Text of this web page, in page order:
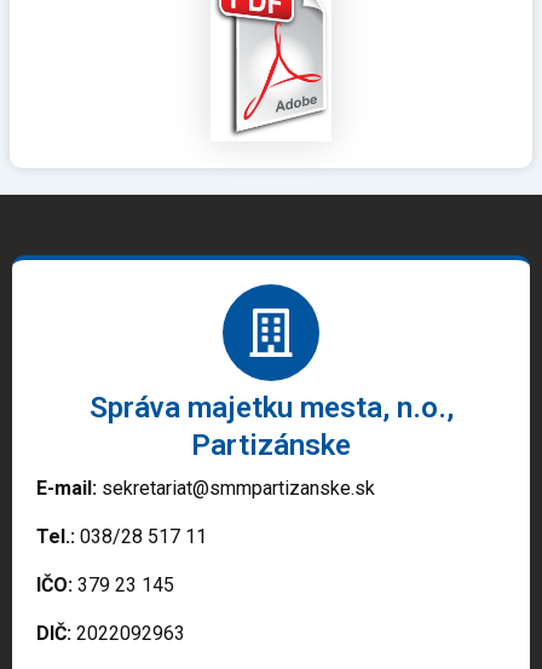
Správa majetku mesta, n.o.,
Partizánske
E-mail: sekretariat@smmpartizanske.sk
Tel.: 038/28 517 11
IČO: 379 23 145
DIČ: 2022092963